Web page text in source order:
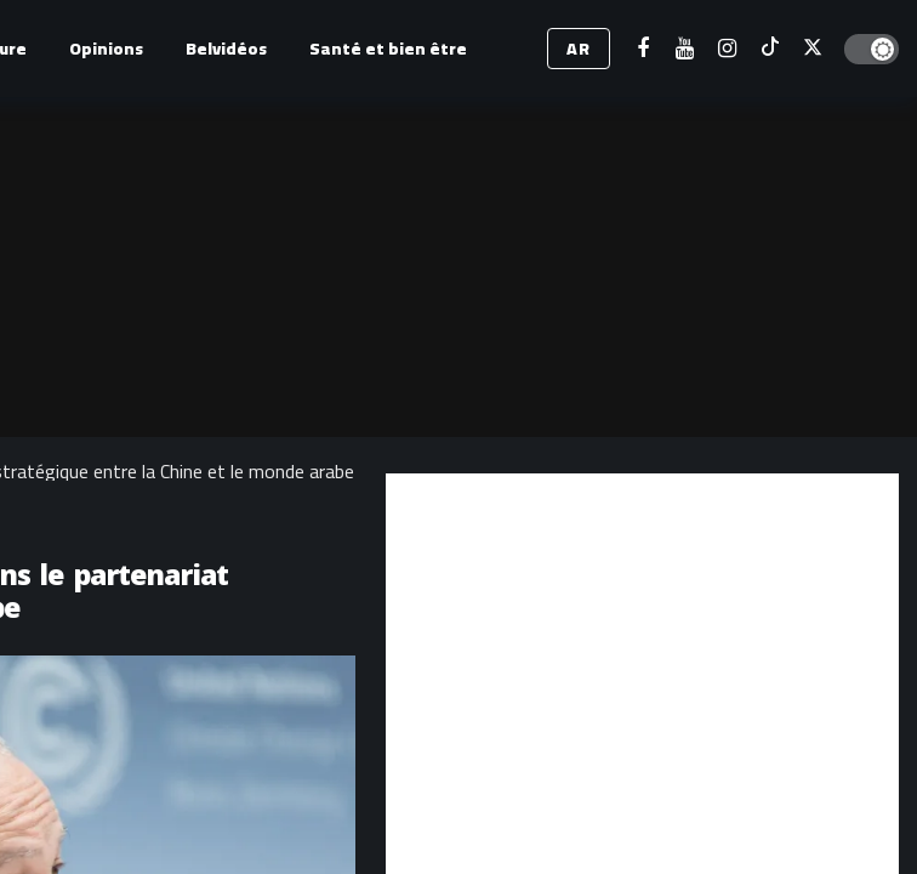
Opinions Belvidéos Santé et bien être AR Dark
entre la Chine et le monde arabe
le partenariat